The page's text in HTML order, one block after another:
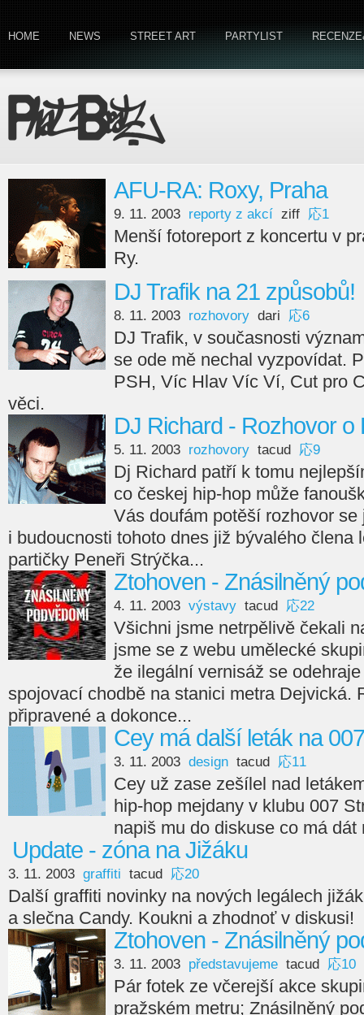
HOME NEWS STREET ART PARTYLIST
AFU-RA: Roxy, Praha
9. 11. 2003 reporty z akcí ziff 応1
Menší fotoreport z koncertu v
Ry.
DJ Trafik na 21 způsobů!
8. 11. 2003 rozhovory dari 応6
DJ Trafik, v současnosti
se ode mě nechal vyzpovídat.
PSH, Víc Hlav Víc Ví, Cut pro
věci.
DJ Richard - Rozhovor o
5. 11. 2003 rozhovory tacud 応9
Dj Richard patří k tomu
co českej hip-hop může
Vás doufám potěší rozhovor
i budoucnosti tohoto dnes již bývalého člena
partičky Peneři Strýčka...
Ztohoven - Znásilněný
4. 11. 2003 výstavy tacud 応22
Všichni jsme netrpělivě čekali
jsme se z webu umělecké
že ilegální vernisáž se
spojovací chodbě na stanici metra Dejvická.
připravené a dokonce...
Cey má další leták na 007
3. 11. 2003 design tacud 応11
Cey už zase zešílel nad
hip-hop mejdany v klubu 007
napiš mu do diskuse co má dát
Update - zóna na Jižáku
3. 11. 2003 graffiti tacud 応20
Další graffiti novinky na nových legálech
a slečna Candy. Koukni a zhodnoť v diskusi!
Ztohoven - Znásilněný
3. 11. 2003 představujeme tacud 応10
Pár fotek ze včerejší akce
pražském metru; Znásilněný